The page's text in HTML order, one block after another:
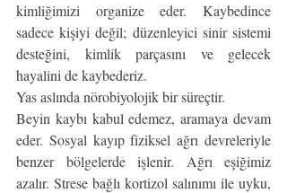
kimliğimizi organize eder. Kaybedince
sadece kişiyi değil; düzenleyici sinir sistemi
desteğini, kimlik parçasını ve gelecek
hayalini de kaybederiz.
Yas aslında nörobiyolojik bir süreçtir.
Beyin kaybı kabul edemez, aramaya devam
eder. Sosyal kayıp fiziksel ağrı devreleriyle
benzer bölgelerde işlenir. Ağrı eşiğimiz
azalır. Strese bağlı kortizol salınımı ile uyku,